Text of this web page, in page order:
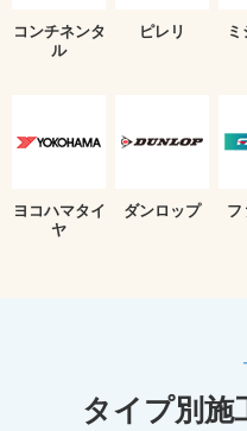
コンチネンタ
ル
ピレリ
ヨコハマタイ
ヤ
ダンロップ フ
タイプ別施